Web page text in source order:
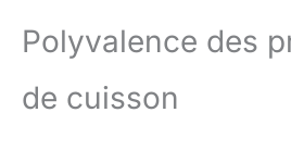
vous
Polyvalence des
de cuisson